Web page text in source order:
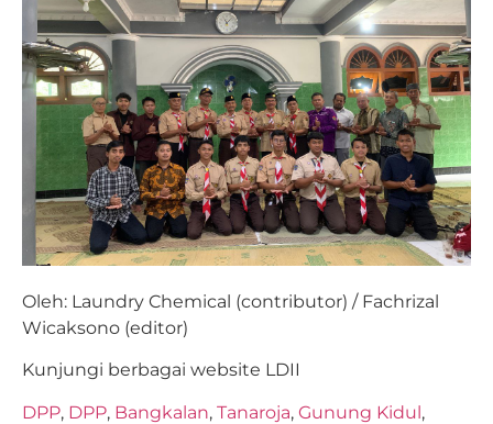
Oleh: Laundry Chemical (contributor) / Fachrizal
Wicaksono (editor)
Kunjungi berbagai website LDII
DPP, DPP, Bangkalan, Tanaroja, Gunung Kidul,